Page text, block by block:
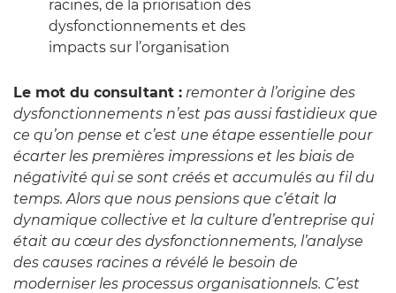
racines, de la priorisation des
dysfonctionnements et des
impacts sur l’organisation
Le mot du consultant : remonter à l’origine des
dysfonctionnements n’est pas aussi fastidieux que
ce qu’on pense et c’est une étape essentielle pour
écarter les premières impressions et les biais de
négativité qui se sont créés et accumulés au fil du
temps. Alors que nous pensions que c’était la
dynamique collective et la culture d’entreprise qui
était au cœur des dysfonctionnements, l’analyse
des causes racines a révélé le besoin de
moderniser les processus organisationnels. C’est